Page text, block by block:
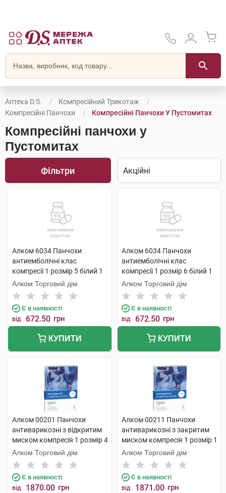
Аптека D.S.
Компресійний Трикотаж
Компресійні Панчохи
Компресійні Панчохи У Пустомитах
Компресійні панчохи у
Пустомитах
Фільтри
Алком 6034 Панчохи
антиемболічні клас
компресії 1 розмір 5 білий 1
пара
Алком Торговий дім
Є в наявності
від 672.50 грн
КУПИТИ
Алком 6034 Панчохи
антиемболічні клас
компресії 1 розмір 6 білий 1
пара
Алком Торговий дім
Є в наявності
від 672.50 грн
КУПИТИ
Алком 00201 Панчохи
антиварикозні з відкритим
миском компресія 1 розмір 4
бежевий 1 пара
Алком Торговий дім
Є в наявності
від 1870.00 грн
Алком 00211 Панчохи
антиварикозні з закритим
миском компресія 1 розмір 1
чорні 1 пара
Алком Торговий дім
Є в наявності
від 1871.00 грн